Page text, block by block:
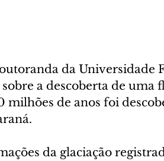
da Universidade
a descoberta de uma
milhões de anos foi
da glaciação